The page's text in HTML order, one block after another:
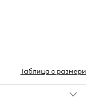
Таблица с размери